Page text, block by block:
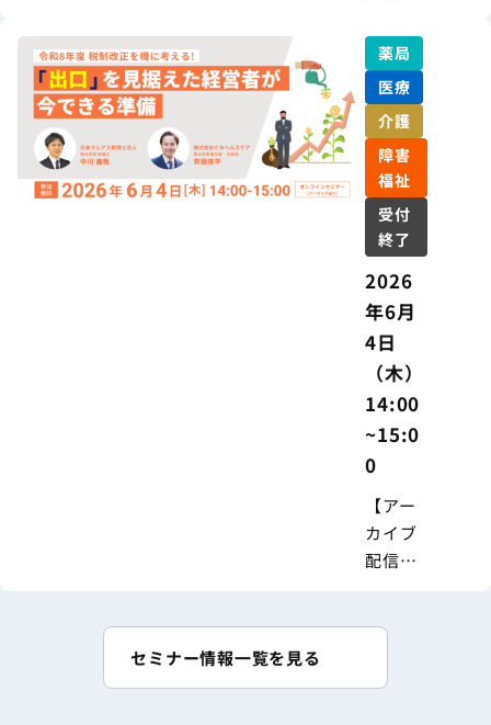
齢者住
宅との
連携で
両立す
る地域
貢献と
経営成
長
薬局
医療
介護
障害
福祉
受付
終了
2026
年6月
4日
（木）
14:00
~15:0
0
【アー
カイブ
配信
セミナー情報一覧を見る